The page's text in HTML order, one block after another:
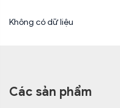
Không có dữ liệu
Các sản phẩm